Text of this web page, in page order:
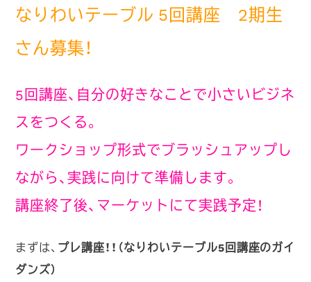
なりわいテーブル 5回講座 2期生
さん募集！
5回講座、自分の好きなことで小さいビジネ
スをつくる。
ワークショップ形式でブラッシュアップし
ながら、実践に向けて準備します。
講座終了後、マーケットにて実践予定！
まずは、 プレ講座！！（なりわいテーブル5回講座のガイ
ダンズ）